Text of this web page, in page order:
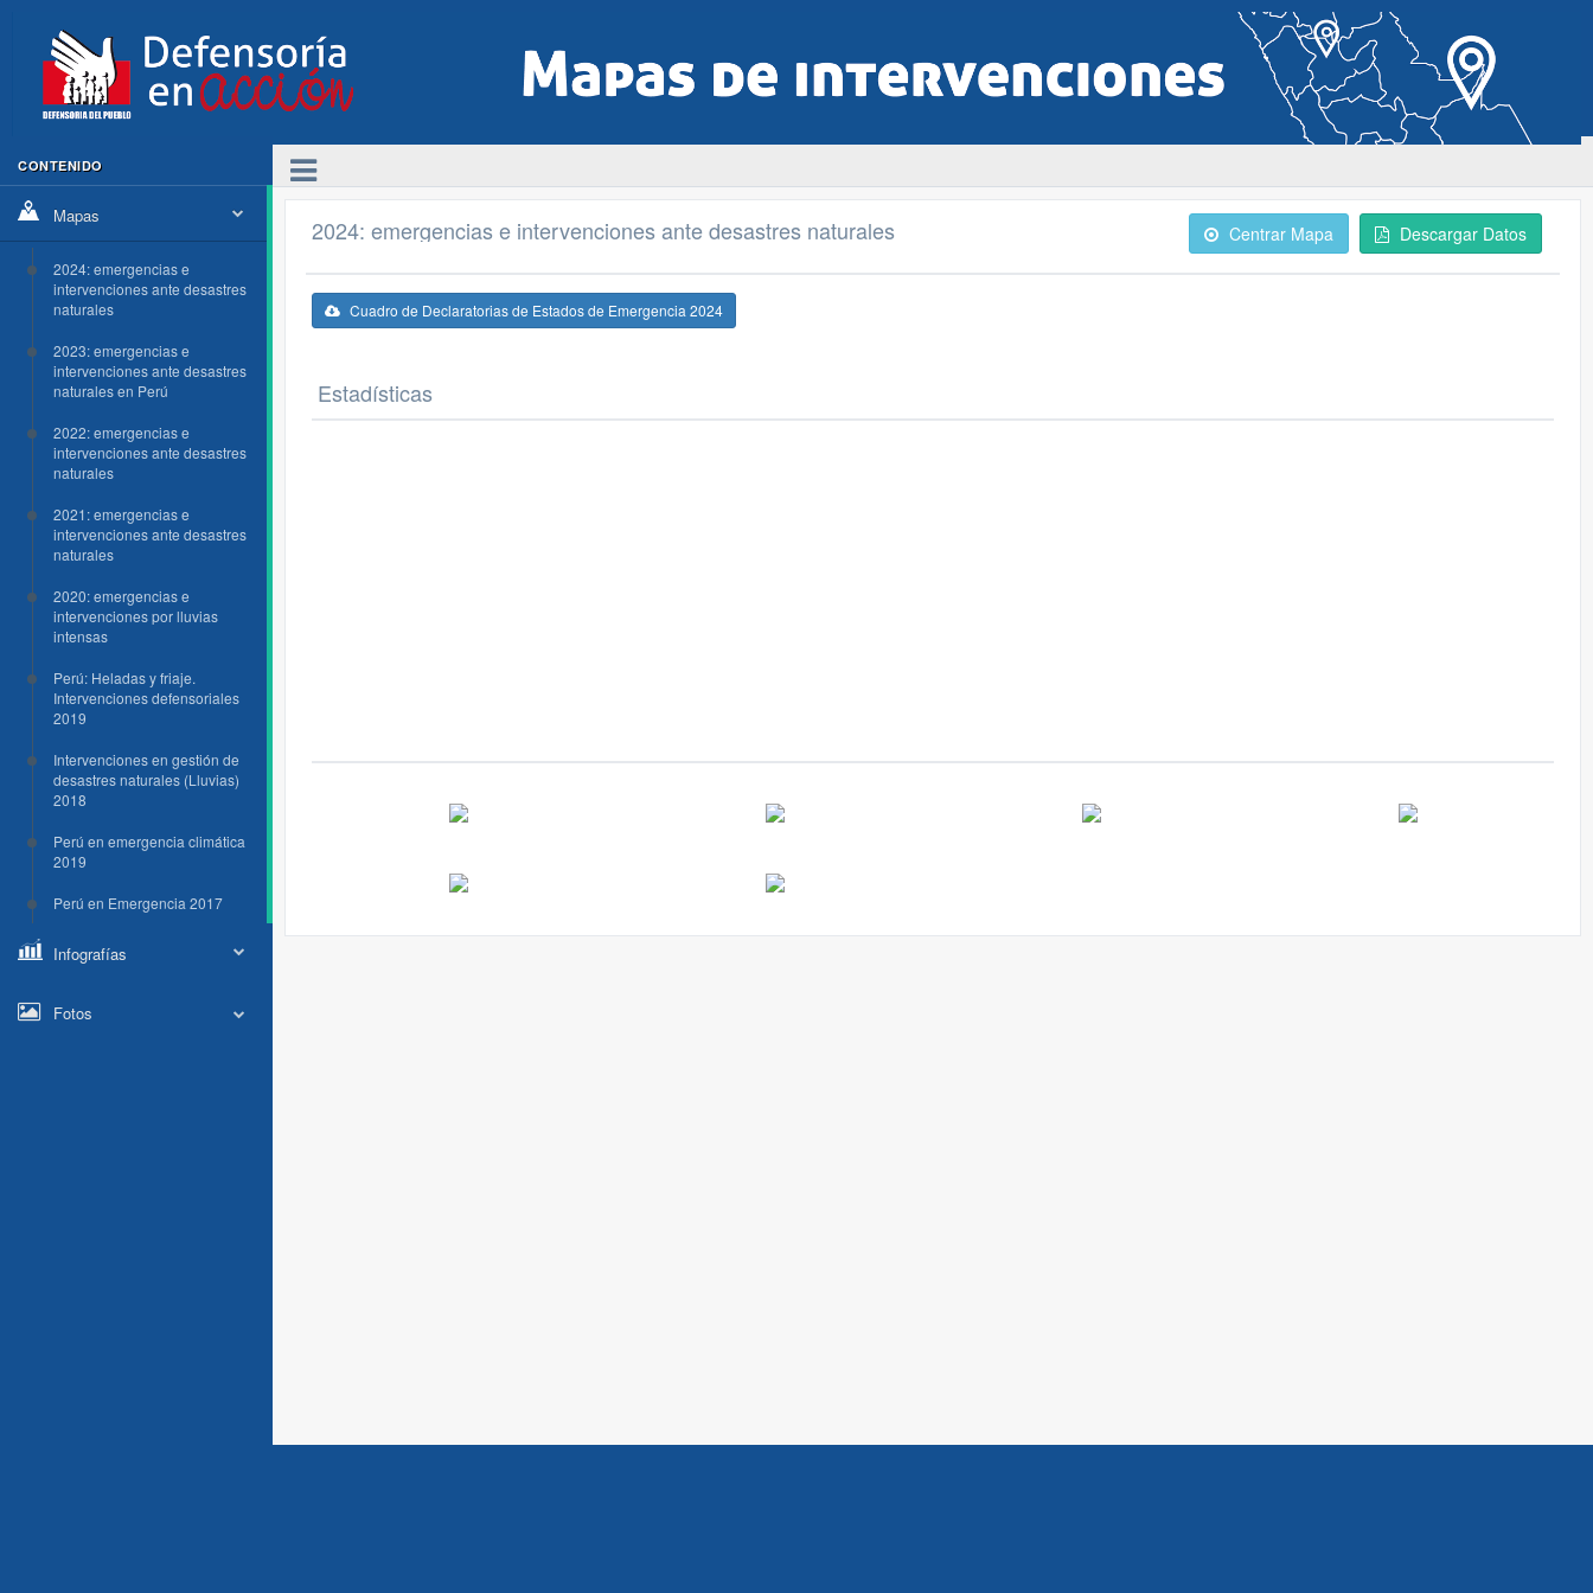
CONTENIDO
Mapas
2024: emergencias e
intervenciones ante desastres
naturales
2023: emergencias e
intervenciones ante desastres
naturales en Perú
2022: emergencias e
intervenciones ante desastres
naturales
2021: emergencias e
intervenciones ante desastres
naturales
2020: emergencias e
intervenciones por lluvias
intensas
Perú: Heladas y friaje.
Intervenciones defensoriales
2019
Intervenciones en gestión de
desastres naturales (Lluvias)
2018
Perú en emergencia climática
2019
Perú en Emergencia 2017
Infografías
Fotos
2024: emergencias e intervenciones ante desastres naturales Centrar Mapa Descargar Datos
Cuadro de Declaratorias de Estados de Emergencia 2024
Estadísticas